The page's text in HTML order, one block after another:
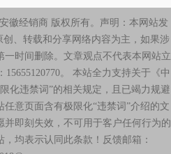
徽经销商 版权所有。声明：本网站发
、转载和分享网络内容为主，如果涉
一时间删除。文章观点不代表本网站立
。 本站全力支持关于《中
化违禁词”的相关规定，且已竭力规避
意页面含有极限化“违禁词”介绍的文
即刻失效，不可用于客户任何行为的
均表示认同此条款！反馈邮箱：